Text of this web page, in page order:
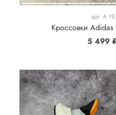
арт. A
Кроссовки
5 499